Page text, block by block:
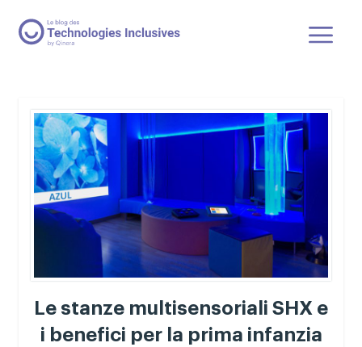
Le stanze multisensoriali SHX e
i benefici per la prima infanzia